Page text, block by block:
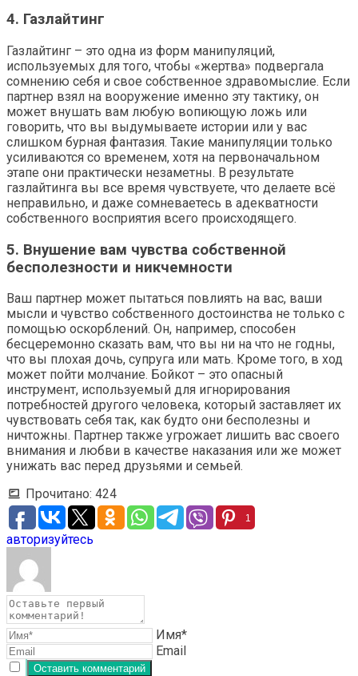
4. Газлайтинг
Газлайтинг – это одна из форм манипуляций,
используемых для того, чтобы «жертва» подвергала
сомнению себя и свое собственное здравомыслие. Если
партнер взял на вооружение именно эту тактику, он
может внушать вам любую вопиющую ложь или
говорить, что вы выдумываете истории или у вас
слишком бурная фантазия. Такие манипуляции только
усиливаются со временем, хотя на первоначальном
этапе они практически незаметны. В результате
газлайтинга вы все время чувствуете, что делаете всё
неправильно, и даже сомневаетесь в адекватности
собственного восприятия всего происходящего.
5. Внушение вам чувства собственной
бесполезности и никчемности
Ваш партнер может пытаться повлиять на вас, ваши
мысли и чувство собственного достоинства не только с
помощью оскорблений. Он, например, способен
бесцеремонно сказать вам, что вы ни на что не годны,
что вы плохая дочь, супруга или мать. Кроме того, в ход
может пойти молчание. Бойкот – это опасный
инструмент, используемый для игнорирования
потребностей другого человека, который заставляет их
чувствовать себя так, как будто они бесполезны и
ничтожны. Партнер также угрожает лишить вас своего
внимания и любви в качестве наказания или же может
унижать вас перед друзьями и семьей.
Прочитано: 424
1
авторизуйтесь
Имя*
Email